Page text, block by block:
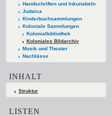
Handschriften und Inkunabeln
Judaica
Kinderbuchsammlungen
Koloniale Sammlungen
Kolonialbibliothek
Koloniales Bildarchiv
Musik und Theater
Nachlässe
INHALT
Struktur
LISTEN